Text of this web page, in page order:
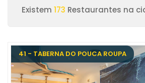
Existem 173 Restaurantes na
41 - TABERNA DO POUCA ROUPA